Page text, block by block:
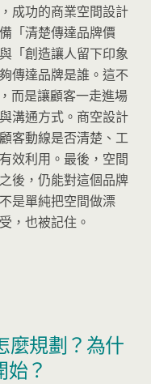
成功的商業空間設計
「清楚傳達品牌價
「創造讓人留下印象
傳達品牌是誰。這不
而是讓顧客一走進場
溝通方式。商空設計
客動線是否清楚、工
效利用。最後，空間
後，仍能對這個品牌
是單純把空間做漂
，也被記住。
麼規劃？為什
始？